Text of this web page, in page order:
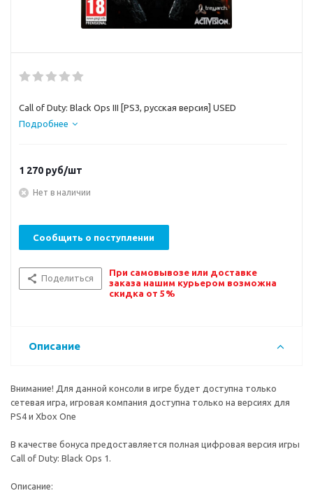
Call of Duty: Black Ops III [PS3, русская версия] USED
Подробнее
1 270 руб/шт
Нет в наличии
Сообщить о поступлении
Поделиться
При самовывозе или доставке
заказа нашим курьером возможна
скидка от 5%
Описание
Внимание! Для данной консоли в игре будет доступна только
сетевая игра, игровая компания доступна только на версиях для
PS4 и Xbox One
В качестве бонуса предоставляется полная цифровая версия игры
Call of Duty: Black Ops 1.
Описание: